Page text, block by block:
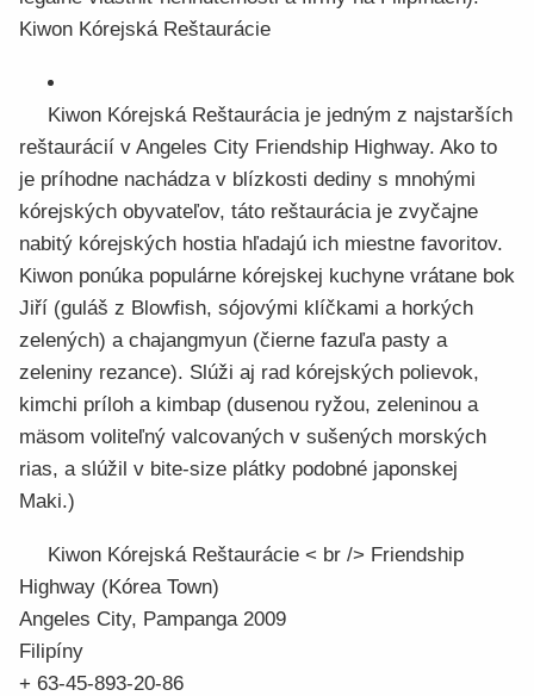
Kiwon Kórejská Reštaurácie
Kiwon Kórejská Reštaurácia je jedným z najstarších
reštaurácií v Angeles City Friendship Highway. Ako to
je príhodne nachádza v blízkosti dediny s mnohými
kórejských obyvateľov, táto reštaurácia je zvyčajne
nabitý kórejských hostia hľadajú ich miestne favoritov.
Kiwon ponúka populárne kórejskej kuchyne vrátane bok
Jiří (guláš z Blowfish, sójovými klíčkami a horkých
zelených) a chajangmyun (čierne fazuľa pasty a
zeleniny rezance). Slúži aj rad kórejských polievok,
kimchi príloh a kimbap (dusenou ryžou, zeleninou a
mäsom voliteľný valcovaných v sušených morských
rias, a slúžil v bite-size plátky podobné japonskej
Maki.)
Kiwon Kórejská Reštaurácie < br /> Friendship
Highway (Kórea Town)
Angeles City, Pampanga 2009
Filipíny
+ 63-45-893-20-86